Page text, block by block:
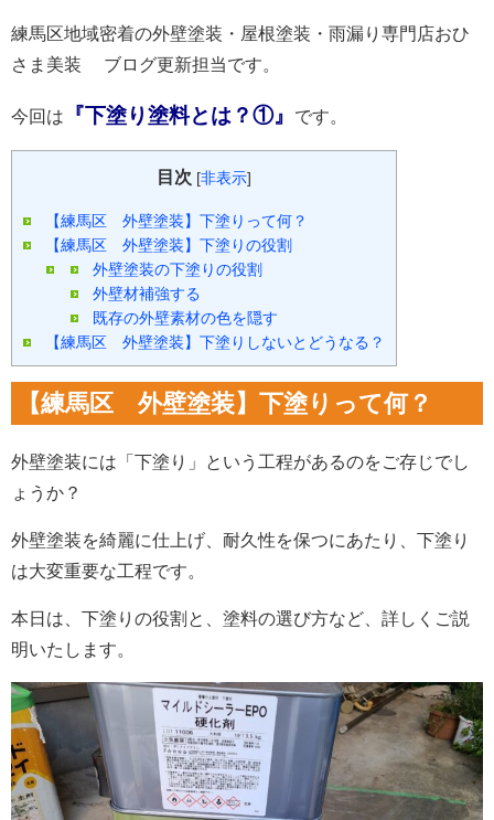
練馬区地域密着の外壁塗装・屋根塗装・雨漏り専門店おひ
さま美装 ブログ更新担当です。
今回は 『下塗り塗料とは？①』 です。
目次 [非表示]
【練馬区 外壁塗装】下塗りって何？
【練馬区 外壁塗装】下塗りの役割
外壁塗装の下塗りの役割
外壁材補強する
既存の外壁素材の色を隠す
【練馬区 外壁塗装】下塗りしないとどうなる？
【練馬区 外壁塗装】下塗りって何？
外壁塗装には「下塗り」という工程があるのをご存じでし
ょうか？
外壁塗装を綺麗に仕上げ、耐久性を保つにあたり、下塗り
は大変重要な工程です。
本日は、下塗りの役割と、塗料の選び方など、詳しくご説
明いたします。